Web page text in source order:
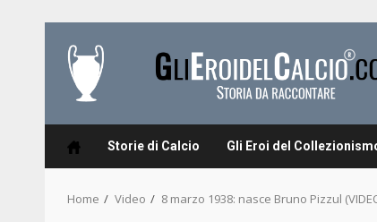
content
Storie di Calcio Gli Eroi del
Home Video 8 marzo 1938: nasce Bruno Pizzul